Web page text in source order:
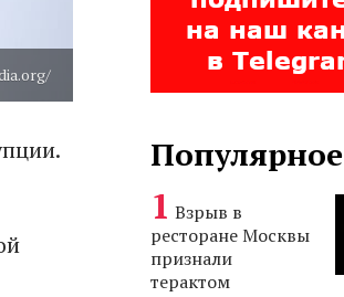
Популярное
Взрыв в
ресторане Москвы
признали
терактом